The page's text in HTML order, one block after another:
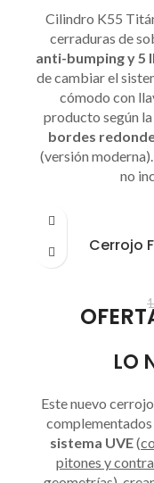
Cilindro K55
cerraduras de
anti-bumping y 5
de cambiar el
cómodo con
producto según
bordes
(versión
no
Cerrojo
LO
Este nuevo
complementados
sistema UVE(
pitones y